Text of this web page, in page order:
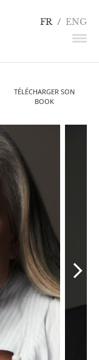
FR / ENG
TÉLÉCHARGER SON
BOOK